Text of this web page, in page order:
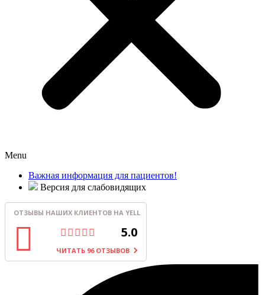
Menu
Важная информация для пациентов!
Версия для слабовидящих
ОТЗЫВЫ НАШИХ КЛИЕНТОВ НА YELL
5.0
ЧИТАТЬ 96 ОТЗЫВОВ